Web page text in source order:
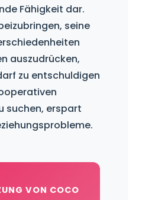
Fähigkeit dar.
seine
auszudrücken,
zu entschuldigen
suchen, erspart
VON COCO